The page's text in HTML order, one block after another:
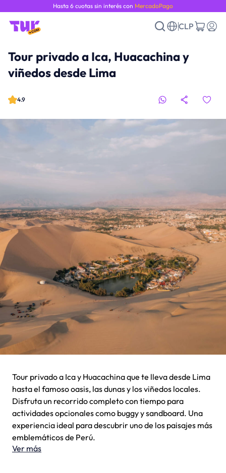
Hasta 6 cuotas sin interés con MercadoPago
CLP
Tour privado a Ica, Huacachina y
viñedos desde Lima
4.9
Tour privado a Ica y Huacachina que te lleva desde Lima
hasta el famoso oasis, las dunas y los viñedos locales.
Disfruta un recorrido completo con tiempo para
actividades opcionales como buggy y sandboard. Una
experiencia ideal para descubrir uno de los paisajes más
emblemáticos de Perú.
Ver más